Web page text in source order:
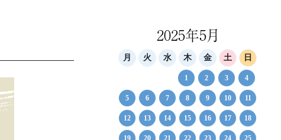
2025年5月
月 火 水 木 金 土 日
1 2 3 4
5 6 7 8 9 10 11
12 13 14 15 16 17 18
19 20 21 22 23 24 25